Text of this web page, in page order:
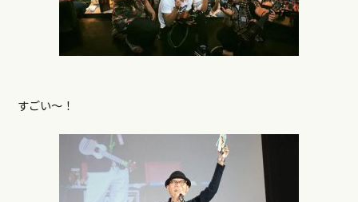
すごい〜！